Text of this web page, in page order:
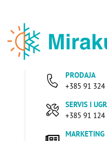
PRODAJA
+385 91 324
SERVIS I
+385 91 124
MARKETING